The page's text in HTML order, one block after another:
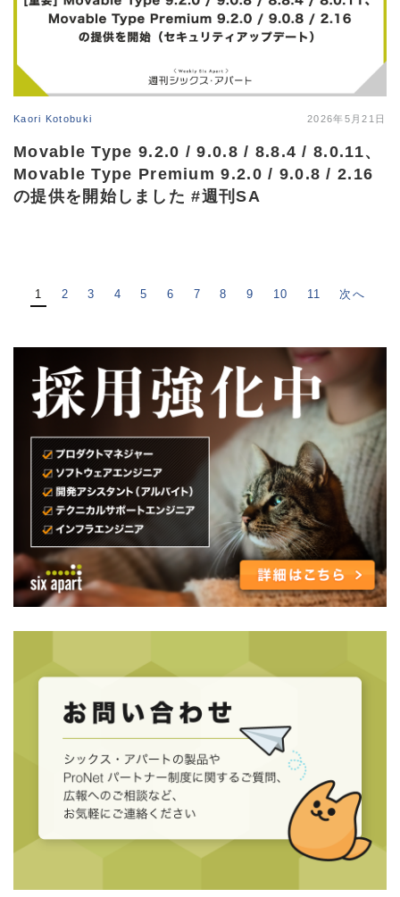
Kaori Kotobuki 2026年5月21日
Movable Type 9.2.0 / 9.0.8 / 8.8.4 / 8.0.11、
Movable Type Premium 9.2.0 / 9.0.8 / 2.16
の提供を開始しました #週刊SA
1 2 3 4 5 6 7 8 9 10 11 次へ